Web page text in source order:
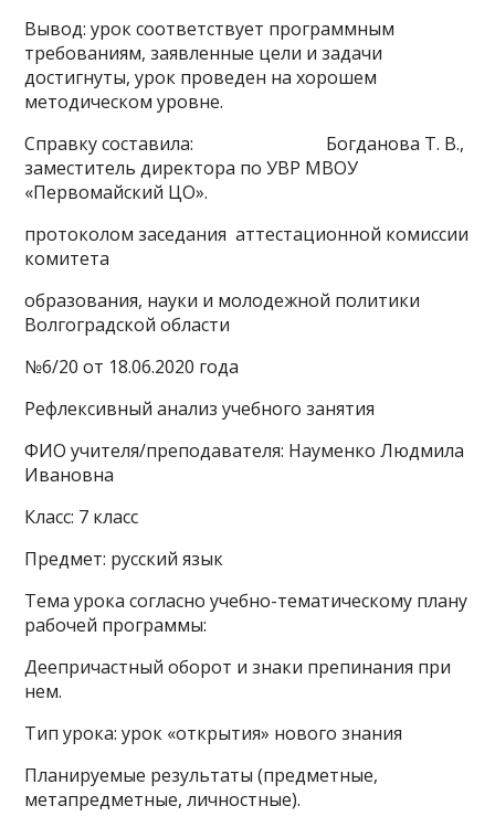
Вывод: урок соответствует программным
требованиям, заявленные цели и задачи
достигнуты, урок проведен на хорошем
методическом уровне.
Справку составила: Богданова Т. В.,
заместитель директора по УВР МВОУ
«Первомайский ЦО».
протоколом заседания аттестационной комиссии
комитета
образования, науки и молодежной политики
Волгоградской области
№6/20 от 18.06.2020 года
Рефлексивный анализ учебного занятия
ФИО учителя/преподавателя: Науменко Людмила
Ивановна
Класс: 7 класс
Предмет: русский язык
Тема урока согласно учебно-тематическому плану
рабочей программы:
Деепричастный оборот и знаки препинания при
нем.
Тип урока: урок «открытия» нового знания
Планируемые результаты (предметные,
метапредметные, личностные).